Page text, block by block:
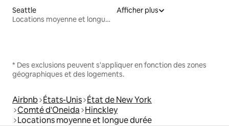
Seattle
Locations moyenne et longue durée
Afficher plus
* Des exclusions peuvent s'appliquer en fonction des zones
géographiques et des logements.
Airbnb États-Unis État de New York
Comté d'Oneida Hinckley
Locations moyenne et longue durée